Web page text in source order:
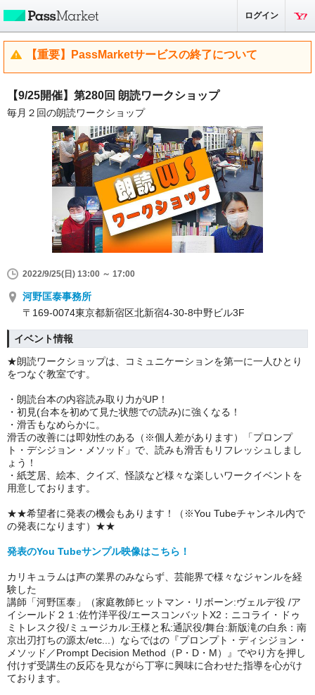
ログイン
【重要】PassMarketサービスの終了について
【9/25開催】第280回 朗読ワークショップ
毎月２回の朗読ワークショップ
2022/9/25(日) 13:00 ～ 17:00
河野匡泰事務所
〒169-0074東京都新宿区北新宿4-30-8中野ビル3F
イベント情報
★朗読ワークショップは、コミュニケーションを第一に一人ひとり
をつなぐ教室です。
・朗読台本の内容読み取り力がUP！
・初見(台本を初めて見た状態での読み)に強くなる！
・滑舌もなめらかに。
滑舌の改善には即効性のある（※個人差があります）「プロンプ
ト・デシジョン・メソッド」で、読みも滑舌もリフレッシュしまし
ょう！
・紙芝居、絵本、クイズ、怪談など様々な楽しいワークイベントを
用意しております。
★★希望者に発表の機会もあります！（※You Tubeチャンネル内で
の発表になります）★★
発表のYou Tubeサンプル映像はこちら！
カリキュラムは声の業界のみならず、芸能界で様々なジャンルを経
験した
講師「河野匡泰」（家庭教師ヒットマン・リボーン:ヴェルデ役 /ア
イシールド２１:佐竹洋平役/エースコンバットX2：ニコライ・ドゥ
ミトレスク役/ミュージカル:王様と私:通訳役/舞台:新版滝の白糸：南
京出刃打ちの源太/etc...
）ならではの『プロンプト・ディシジョン・
メソッド／Prompt Decision Method（P・D・M）』でやり方を押し
付けず受講生の反応を見ながら丁寧に興味に合わせた指導を心がけ
ております。